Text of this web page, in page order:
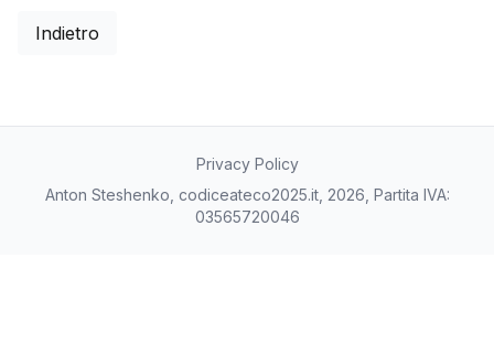
Indietro
Privacy Policy
Anton Steshenko, codiceateco2025.it, 2026, Partita IVA:
03565720046